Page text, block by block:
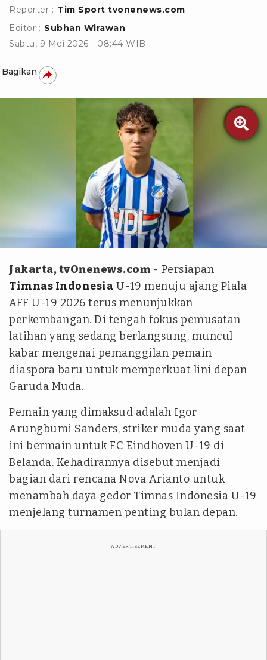
Reporter : Tim Sport tvonenews.com
Editor : Subhan Wirawan
Sabtu, 9 Mei 2026 - 08:44 WIB
Bagikan

fc-eindhoven.nl
Jakarta, tvOnenews.com - Persiapan
Timnas Indonesia U-19 menuju ajang Piala
AFF U-19 2026 terus menunjukkan
perkembangan. Di tengah fokus pemusatan
latihan yang sedang berlangsung, muncul
kabar mengenai pemanggilan pemain
diaspora baru untuk memperkuat lini depan
Garuda Muda.
Pemain yang dimaksud adalah Igor
Arungbumi Sanders, striker muda yang saat
ini bermain untuk FC Eindhoven U-19 di
Belanda. Kehadirannya disebut menjadi
bagian dari rencana Nova Arianto untuk
menambah daya gedor Timnas Indonesia U-19
menjelang turnamen penting bulan depan.
ADVERTISEMENT